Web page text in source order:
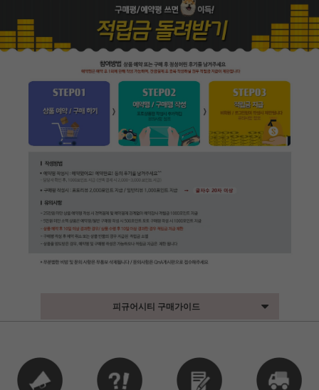
피규어시티 구매가이드